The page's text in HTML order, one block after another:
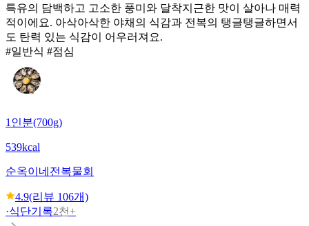
특유의 담백하고 고소한 풍미와 달착지근한 맛이 살아나 매력
적이에요. 아삭아삭한 야채의 식감과 전복의 탱글탱글하면서
도 탄력 있는 식감이 어우러져요.
#일반식 #점심
1인분(700g)
539kcal
순옥이네 전복물회
4.9(리뷰 106개)
·식단기록2천+